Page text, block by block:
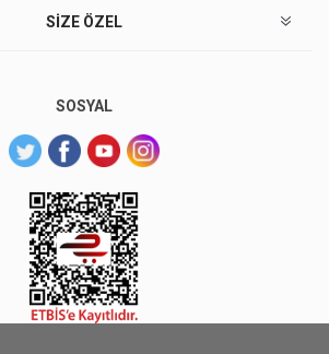
SIZE ÖZEL
SOSYAL